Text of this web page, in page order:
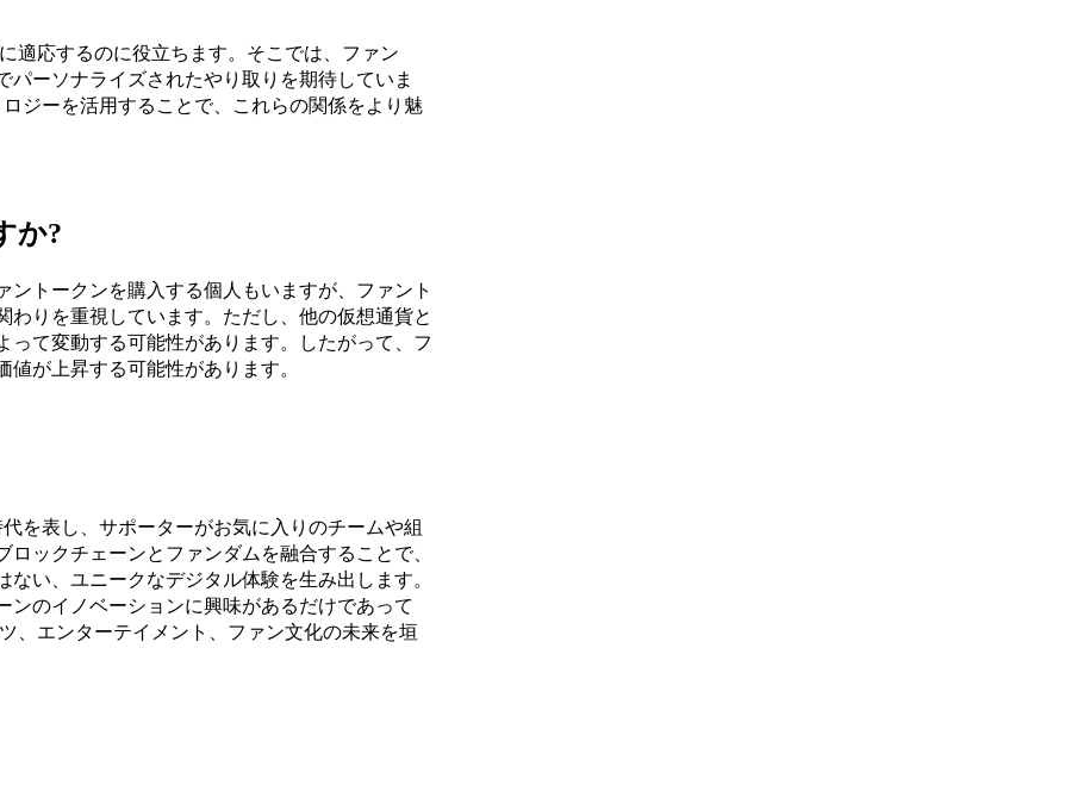
適応するのに役立ちます。そこでは、ファン
ーソナライズされたやり取りを期待していま
ジーを活用することで、これらの関係をより魅
か?
トークンを購入する個人もいますが、ファント
りを重視しています。ただし、他の仮想通貨と
て変動する可能性があります。したがって、フ
が上昇する可能性があります。
を表し、サポーターがお気に入りのチームや組
ックチェーンとファンダムを融合することで、
い、ユニークなデジタル体験を生み出します。
のイノベーションに興味があるだけであって
、エンターテイメント、ファン文化の未来を垣